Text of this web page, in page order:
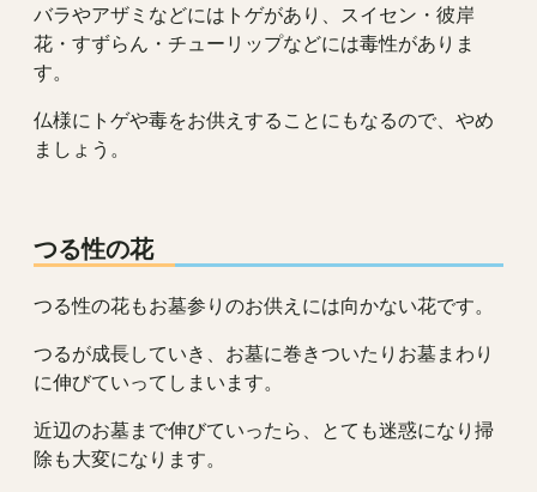
バラやアザミなどにはトゲがあり、スイセン・彼岸
花・すずらん・チューリップなどには毒性がありま
す。
仏様にトゲや毒をお供えすることにもなるので、やめ
ましょう。
つる性の花
つる性の花もお墓参りのお供えには向かない花です。
つるが成長していき、お墓に巻きついたりお墓まわり
に伸びていってしまいます。
近辺のお墓まで伸びていったら、とても迷惑になり掃
除も大変になります。